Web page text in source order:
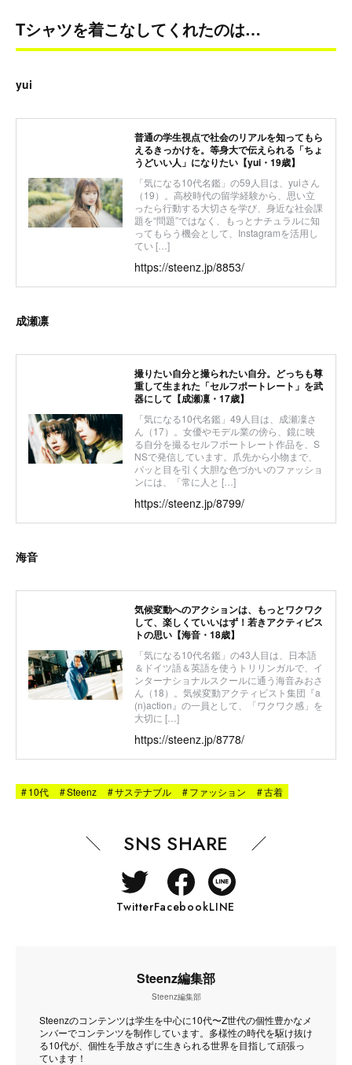
Tシャツを着こなしてくれたのは…
yui
普通の学生視点で社会のリアルを知ってもら
えるきっかけを。等身大で伝えられる「ちょ
うどいい人」になりたい【yui・19歳】
「気になる10代名鑑」の59人目は、yuiさん
（19）。高校時代の留学経験から、思い立
ったら行動する大切さを学び、身近な社会課
題を“問題”ではなく、もっとナチュラルに知
ってもらう機会として、Instagramを活用し
てい […]
https://steenz.jp/8853/
成瀬凛
撮りたい自分と撮られたい自分。どっちも尊
重して生まれた「セルフポートレート」を武
器にして【成瀬凜・17歳】
「気になる10代名鑑」49人目は、成瀬凜さ
ん（17）。女優やモデル業の傍ら、鏡に映
る自分を撮るセルフポートレート作品を、S
NSで発信しています。爪先から小物まで、
パッと目を引く大胆な色づかいのファッショ
ンには、「常に人と […]
https://steenz.jp/8799/
海音
気候変動へのアクションは、もっとワクワク
して、楽しくていいはず！若きアクティビス
トの思い【海音・18歳】
「気になる10代名鑑」の43人目は、日本語
＆ドイツ語＆英語を使うトリリンガルで、イ
ンターナショナルスクールに通う海音みおさ
ん（18）。気候変動アクティビスト集団『a
(n)action』の一員として、「ワクワク感」を
大切に […]
https://steenz.jp/8778/
#10代 #Steenz #サステナブル #ファッション #古着
SNS SHARE
TwitterFacebookLINE
Steenz編集部
Steenz編集部
Steenzのコンテンツは学生を中心に10代〜Z世代の個性豊かなメ
ンバーでコンテンツを制作しています。多様性の時代を駆け抜け
る10代が、個性を手放さずに生きられる世界を目指して頑張っ
ています！